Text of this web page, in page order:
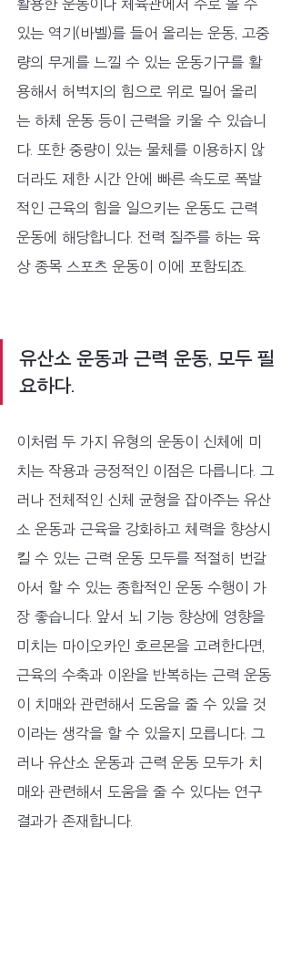
활용한 운동이나 체육관에서 주로 볼 수
있는 역기(바벨)를 들어 올리는 운동, 고중
량의 무게를 느낄 수 있는 운동기구를 활
용해서 허벅지의 힘으로 위로 밀어 올리
는 하체 운동 등이 근력을 키울 수 있습니
다. 또한 중량이 있는 물체를 이용하지 않
더라도 제한 시간 안에 빠른 속도로 폭발
적인 근육의 힘을 일으키는 운동도 근력
운동에 해당합니다. 전력 질주를 하는 육
상 종목 스포츠 운동이 이에 포함되죠.
유산소 운동과 근력 운동, 모두 필
요하다.
이처럼 두 가지 유형의 운동이 신체에 미
치는 작용과 긍정적인 이점은 다릅니다. 그
러나 전체적인 신체 균형을 잡아주는 유산
소 운동과 근육을 강화하고 체력을 향상시
킬 수 있는 근력 운동 모두를 적절히 번갈
아서 할 수 있는 종합적인 운동 수행이 가
장 좋습니다. 앞서 뇌 기능 향상에 영향을
미치는 마이오카인 호르몬을 고려한다면,
근육의 수축과 이완을 반복하는 근력 운동
이 치매와 관련해서 도움을 줄 수 있을 것
이라는 생각을 할 수 있을지 모릅니다. 그
러나 유산소 운동과 근력 운동 모두가 치
매와 관련해서 도움을 줄 수 있다는 연구
결과가 존재합니다.